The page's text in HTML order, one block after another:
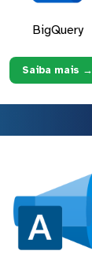
BigQuery
Saiba mais →